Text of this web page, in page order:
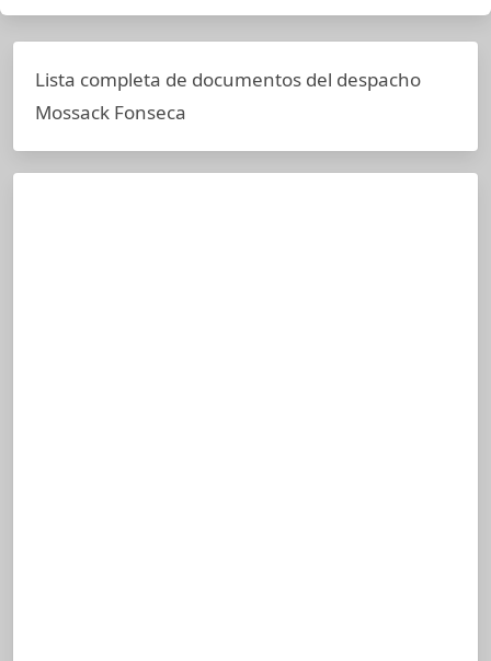
Lista completa de documentos del despacho
Mossack Fonseca